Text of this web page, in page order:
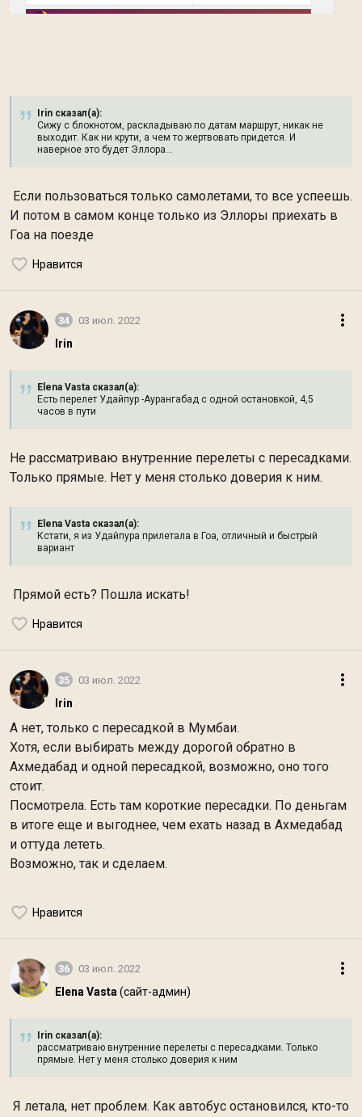
Irin сказал(а):
Сижу с блокнотом, раскладываю по датам маршрут, никак не
выходит. Как ни крути, а чем то жертвовать придется. И
наверное это будет Эллора...
Если пользоваться только самолетами, то все успеешь.
И потом в самом конце только из Эллоры приехать в
Гоа на поезде
Нравится
34 03 июл. 2022
Irin
Elena Vasta сказал(а):
Есть перелет Удайпур -Аурангабад с одной остановкой, 4,5
часов в пути
Не рассматриваю внутренние перелеты с пересадками.
Только прямые. Нет у меня столько доверия к ним.
Elena Vasta сказал(а):
Кстати, я из Удайпура прилетала в Гоа, отличный и быстрый
вариант
Прямой есть? Пошла искать!
Нравится
35 03 июл. 2022
Irin
А нет, только с пересадкой в Мумбаи.
Хотя, если выбирать между дорогой обратно в
Ахмедабад и одной пересадкой, возможно, оно того
стоит.
Посмотрела. Есть там короткие пересадки. По деньгам
в итоге еще и выгоднее, чем ехать назад в Ахмедабад
и оттуда лететь.
Возможно, так и сделаем.
Нравится
36 03 июл. 2022
Elena Vasta (сайт-админ)
Irin сказал(а):
рассматриваю внутренние перелеты с пересадками. Только
прямые. Нет у меня столько доверия к ним
Я летала, нет проблем. Как автобус остановился, кто-то